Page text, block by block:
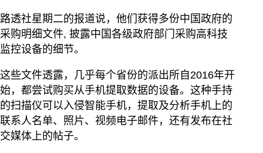
路透社星期二的报道说，他们获得多份中国政府的
采购明细文件, 披露中国各级政府部门采购高科技
监控设备的细节。
这些文件透露，几乎每个省份的派出所自2016年开
始，都尝试购买从手机提取数据的设备。这种手持
的扫描仪可以入侵智能手机，提取及分析手机上的
联系人名单、照片、视频电子邮件，还有发布在社
交媒体上的帖子。